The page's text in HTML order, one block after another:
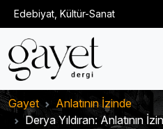
Edebiyat, Kültür-Sanat
Gayet
Anlatının İzinde
Derya Yıldıran: Anlatının